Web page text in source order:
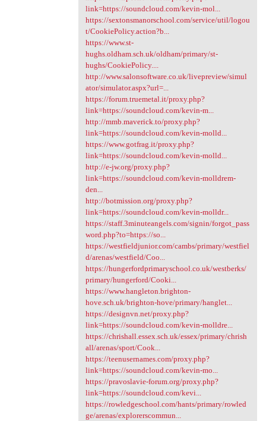
link=https://soundcloud.com/kevin-mol...
https://sextonsmanorschool.com/service/util/logou
t/CookiePolicy.action?b...
https://www.st-
hughs.oldham.sch.uk/oldham/primary/st-
hughs/CookiePolicy....
http://www.salonsoftware.co.uk/livepreview/simul
ator/simulator.aspx?url=...
https://forum.truemetal.it/proxy.php?
link=https://soundcloud.com/kevin-m...
http://mmb.maverick.to/proxy.php?
link=https://soundcloud.com/kevin-molld...
https://www.gotfrag.it/proxy.php?
link=https://soundcloud.com/kevin-molld...
http://e-jw.org/proxy.php?
link=https://soundcloud.com/kevin-molldrem-
den...
http://botmission.org/proxy.php?
link=https://soundcloud.com/kevin-molldr...
https://staff.3minuteangels.com/signin/forgot_pass
word.php?to=https://so...
https://westfieldjunior.com/cambs/primary/westfiel
d/arenas/westfield/Coo...
https://hungerfordprimaryschool.co.uk/westberks/
primary/hungerford/Cooki...
https://www.hangleton.brighton-
hove.sch.uk/brighton-hove/primary/hanglet...
https://designvn.net/proxy.php?
link=https://soundcloud.com/kevin-molldre...
https://chrishall.essex.sch.uk/essex/primary/chrish
all/arenas/sport/Cook...
https://teenusernames.com/proxy.php?
link=https://soundcloud.com/kevin-mo...
https://pravoslavie-forum.org/proxy.php?
link=https://soundcloud.com/kevi...
https://rowledgeschool.com/hants/primary/rowled
ge/arenas/explorerscommun...